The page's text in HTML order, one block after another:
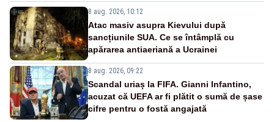
8 aug. 2026, 10:12
Atac masiv asupra Kievului după
sancțiunile SUA. Ce se întâmplă cu
apărarea antiaeriană a Ucrainei
8 aug. 2026, 09:22
Scandal uriaș la FIFA. Gianni Infantino,
acuzat că UEFA ar fi plătit o sumă de șase
cifre pentru o fostă angajată